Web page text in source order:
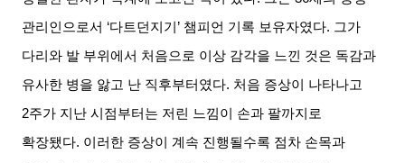
관리인으로서 ‘다트던지기 ’ 챔피언 기록 보유자였다. 그가
다리와 발 부위에서 처음으로 이상 감각을 느낀 것은 독감과
유사한 병을 앓고 난 직후부터였다. 처음 증상이 나타나고
2주가 지난 시점부터는 저린 느낌이 손과 팔까지로
확장됐다. 이러한 증상이 계속 진행될수록 점차 손목과